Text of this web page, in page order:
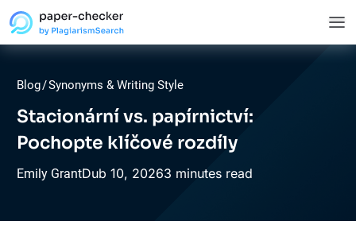
Blog/Synonyms & Writing Style
Stacionární vs. papírnictví:
Pochopte klíčové rozdíly
Emily GrantDub 10, 20263 minutes read